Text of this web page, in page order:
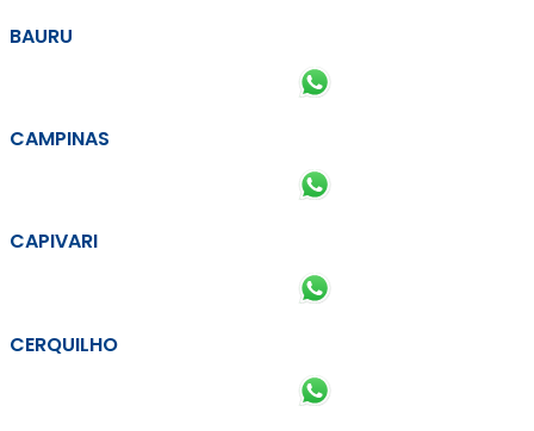
BAURU
CAMPINAS
CAPIVARI
CERQUILHO